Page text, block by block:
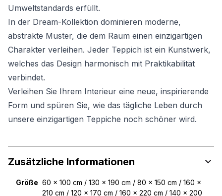
Umweltstandards erfüllt.
In der Dream-Kollektion dominieren moderne,
abstrakte Muster, die dem Raum einen einzigartigen
Charakter verleihen. Jeder Teppich ist ein Kunstwerk,
welches das Design harmonisch mit Praktikabilität
verbindet.
Verleihen Sie Ihrem Interieur eine neue, inspirierende
Form und spüren Sie, wie das tägliche Leben durch
unsere einzigartigen Teppiche noch schöner wird.
Zusätzliche Informationen
Größe 60 x 100 cm / 130 x 190 cm / 80 x 150 cm / 160 x
210 cm / 120 x 170 cm / 160 x 220 cm / 140 x 200